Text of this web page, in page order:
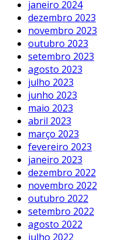
janeiro 2024
dezembro 2023
novembro 2023
outubro 2023
setembro 2023
agosto 2023
julho 2023
junho 2023
maio 2023
abril 2023
março 2023
fevereiro 2023
janeiro 2023
dezembro 2022
novembro 2022
outubro 2022
setembro 2022
agosto 2022
julho 2022